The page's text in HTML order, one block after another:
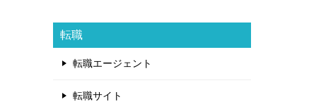
転職
転職エージェント
転職サイト